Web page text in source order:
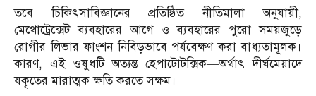
তবে চিকিৎসাবিজ্ঞানের প্রতিষ্ঠিত নীতিমালা অনুযায়ী,
মেথোট্রেক্সেট ব্যবহারের আগে ও ব্যবহারের পুরো সময়জুড়ে
রোগীর লিভার ফাংশন নিবিড়ভাবে পর্যবেক্ষণ করা বাধ্যতামূলক।
কারণ, এই ওষুধটি অত্যন্ত হেপাটোটক্সিক—অর্থাৎ দীর্ঘমেয়াদে
যকৃতের মারাত্মক ক্ষতি করতে সক্ষম।